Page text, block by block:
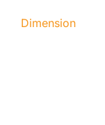
Dimension